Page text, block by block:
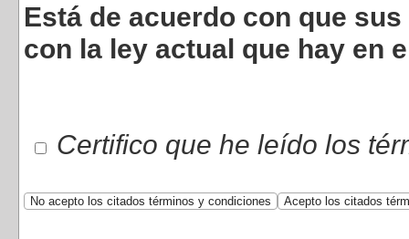
Está de acuerdo con que
con la ley actual que hay en
Certifico que he leído los